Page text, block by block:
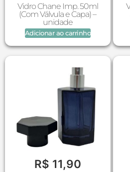
Vidro Chane Imp. 50ml
(Com Válvula e Capa) –
unidade
Adicionar ao carrinho
R$ 11,90